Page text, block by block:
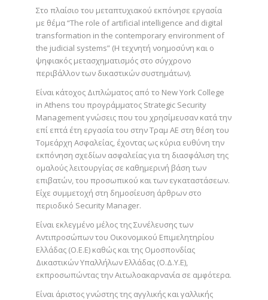
Στο πλαίσιο του μεταπτυχιακού εκπόνησε εργασία
με θέμα “The role of artificial intelligence and digital
transformation in the contemporary environment of
the judicial systems” (Η τεχνητή νοημοσύνη και ο
ψηφιακός μετασχηματισμός στο σύγχρονο
περιβάλλον των δικαστικών συστημάτων).
Είναι κάτοχος Διπλώματος από το New York College
in Athens του προγράμματος Strategic Security
Management γνώσεις που του χρησίμευσαν κατά την
επί επτά έτη εργασία του στην Τραμ ΑΕ στη θέση του
Τομεάρχη Ασφαλείας, έχοντας ως κύρια ευθύνη την
εκπόνηση σχεδίων ασφαλείας για τη διασφάλιση της
ομαλούς λειτουργίας σε καθημερινή βάση των
επιβατών, του προσωπικού και των εγκαταστάσεων.
Είχε συμμετοχή στη δημοσίευση άρθρων στο
περιοδικό Security Manager.
Είναι εκλεγμένο μέλος της Συνέλευσης των
Αντιπροσώπων του Οικονομικού Επιμελητηρίου
Ελλάδας (Ο.Ε.Ε) καθώς και της Ομοσπονδίας
Δικαστικών Υπαλλήλων Ελλάδας (Ο.Δ.Υ.Ε),
εκπροσωπώντας την Αιτωλοακαρνανία σε αμφότερα.
Είναι άριστος γνώστης της αγγλικής και γαλλικής